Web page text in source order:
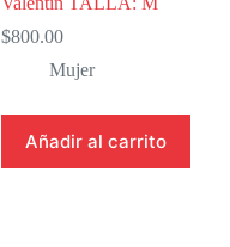
$800.00
Mujer
Añadir al carrito